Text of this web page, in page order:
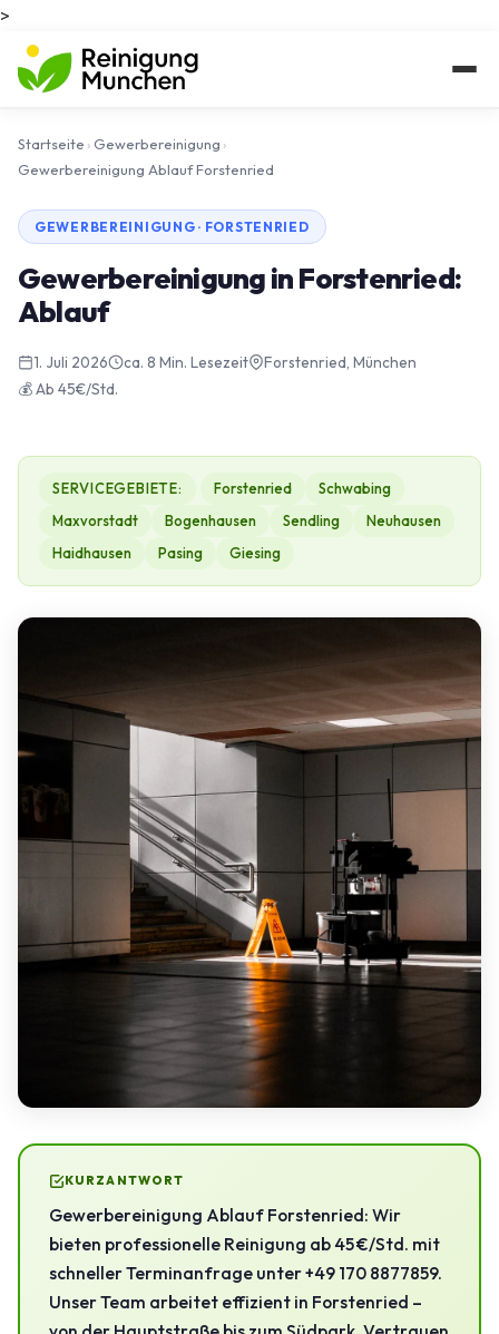
>
Startseite ›Gewerbereinigung ›
Gewerbereinigung Ablauf Forstenried
GEWERBEREINIGUNG · FORSTENRIED
Gewerbereinigung in Forstenried:
Ablauf
1. Juli 2026 ca. 8 Min. Lesezeit
Forstenried, München
💰 Ab 45€/Std.
SERVICEGEBIETE: Forstenried
Schwabing
Maxvorstadt
Bogenhausen Sendling
Neuhausen
Haidhausen
Pasing Giesing
KURZANTWORT
Gewerbereinigung Ablauf Forstenried: Wir
bieten professionelle Reinigung ab 45 €/Std. mit
schneller Terminanfrage unter +49 170 8877859.
Unser Team arbeitet effizient in Forstenried –